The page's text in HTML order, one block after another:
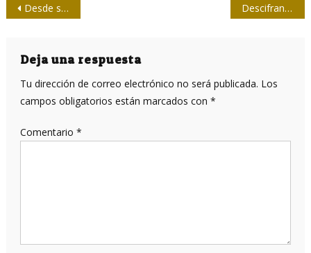
Navegación
entradas
Desde su Habana como eterna sinfonía Descifrando a la documentalista cubana Gloria Rolando
Deja una respuesta
Tu dirección de correo electrónico no será publicada. Los
campos obligatorios están marcados con *
Comentario *